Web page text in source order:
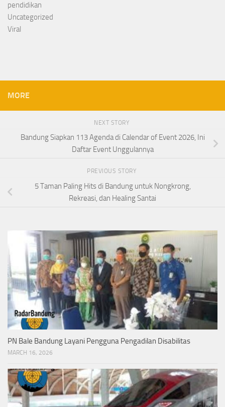
pendidikan
Uncategorized
Viral
MORE
NEXT STORY
Bandung Siapkan 113 Agenda di Calendar of Event 2026, Ini
Daftar Event Unggulannya
PREVIOUS STORY
5 Taman Paling Hits di Bandung untuk Nongkrong,
Rekreasi, dan Healing Santai
PN Bale Bandung Layani Pengguna Pengadilan Disabilitas
MARCH 16, 2026